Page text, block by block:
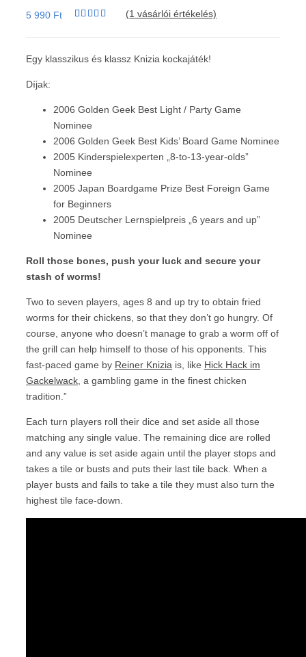
5 990 Ft
értékelés
(1 vásárlói értékelés)
Egy klasszikus és klassz Knizia kockajáték!
Díjak:
2006 Golden Geek Best Light / Party Game
Nominee
2006 Golden Geek Best Kids’ Board Game Nominee
2005 Kinderspielexperten „8-to-13-year-olds”
Nominee
2005 Japan Boardgame Prize Best Foreign Game
for Beginners
2005 Deutscher Lernspielpreis „6 years and up”
Nominee
Roll those bones, push your luck and secure your
stash of worms!
Two to seven players, ages 8 and up try to obtain fried
worms for their chickens, so that they don’t go hungry. Of
course, anyone who doesn’t manage to grab a worm off of
the grill can help himself to those of his opponents. This
fast-paced game by Reiner Knizia is, like Hick Hack im
Gackelwack , a gambling game in the finest chicken
tradition.”
Each turn players roll their dice and set aside all those
matching any single value. The remaining dice are rolled
and any value is set aside again until the player stops and
takes a tile or busts and puts their last tile back. When a
player busts and fails to take a tile they must also turn the
highest tile face-down.